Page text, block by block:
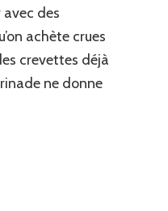
avec des
achète crues
crevettes déjà
ne donne